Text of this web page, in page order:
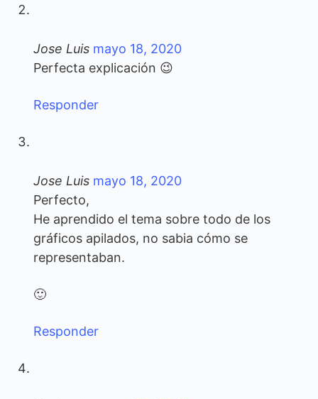
Jose Luis mayo 18, 2020
Perfecta explicación 😉
Responder
Jose Luis mayo 18, 2020
Perfecto,
He aprendido el tema sobre todo de los
gráficos apilados, no sabia cómo se
representaban.
🙂
Responder